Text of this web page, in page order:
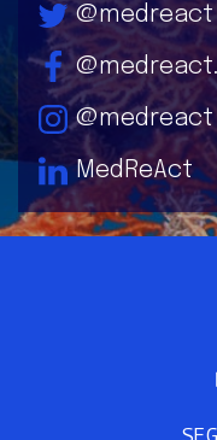
@medreact
@medreact
MedReAct